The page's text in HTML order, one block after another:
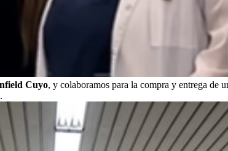
Cuyo, y colaboramos para la compra y entrega de